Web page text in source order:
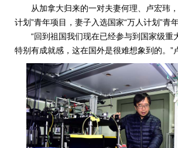
从加拿大归来的一对夫妻何理、卢宏玮
计划”青年项目，妻子入选国家“万人计划”青
“回到祖国我们现在已经参与到国家级重
特别有成就感，这在国外是很难想象到的。”